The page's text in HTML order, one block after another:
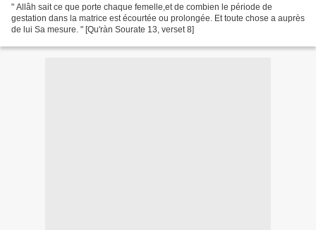
" Allâh sait ce que porte chaque femelle,et de combien le période de
gestation dans la matrice est écourtée ou prolongée. Et toute chose a auprès
de lui Sa mesure. " [Qu'ràn Sourate 13, verset 8]